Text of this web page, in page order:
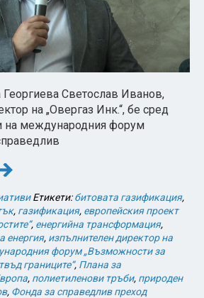
Светослав Иванов,
на „Овергаз Инк.“, бе сред
на международния форум
Етикети:битовата газификация,
, газификация, европейския проект
, енергийна трансформация,
енергия, изпълнителен директор на
форум „Възможности за
границите“, Плана за
, полиетиленови тръби, природен
, Фонда за справедлив преход